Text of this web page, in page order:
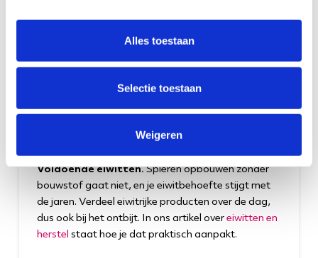
Alles toestaan
Selectie toestaan
Weigeren
hart for her doe je dat in een circuit van 30 minuten
op hydraulische apparatuur, waarbij de weerstand
spieren op te bouwen, veilig genoeg om zonder
ervaring te beginnen. Hoe kracht en cardio zich
Voldoende eiwitten.Spieren opbouwen zonder
bouwstof gaat niet, en je eiwitbehoefte stijgt met
de jaren. Verdeel eiwitrijke producten over de dag,
dus ook bij het ontbijt. In ons artikel over eiwitten en
herstel staat hoe je dat praktisch aanpakt.